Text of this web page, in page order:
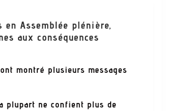
en Assemblée plénière,
aux conséquences
montré plusieurs messages
plupart ne confient plus de